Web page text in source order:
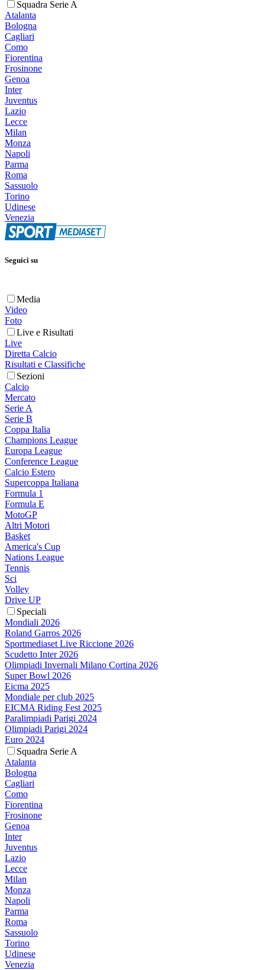
Squadra Serie A
Atalanta
Bologna
Cagliari
Como
Fiorentina
Frosinone
Genoa
Inter
Juventus
Lazio
Lecce
Milan
Monza
Napoli
Parma
Roma
Sassuolo
Torino
Udinese
Venezia
Seguici su
Media
Video
Foto
Live e Risultati
Live
Diretta Calcio
Risultati e Classifiche
Sezioni
Calcio
Mercato
Serie A
Serie B
Coppa Italia
Champions League
Europa League
Conference League
Calcio Estero
Supercoppa Italiana
Formula 1
Formula E
MotoGP
Altri Motori
Basket
America's Cup
Nations League
Tennis
Sci
Volley
Drive UP
Speciali
Mondiali 2026
Roland Garros 2026
Sportmediaset Live Riccione 2026
Scudetto Inter 2026
Olimpiadi Invernali Milano Cortina 2026
Super Bowl 2026
Eicma 2025
Mondiale per club 2025
EICMA Riding Fest 2025
Paralimpiadi Parigi 2024
Olimpiadi Parigi 2024
Euro 2024
Squadra Serie A
Atalanta
Bologna
Cagliari
Como
Fiorentina
Frosinone
Genoa
Inter
Juventus
Lazio
Lecce
Milan
Monza
Napoli
Parma
Roma
Sassuolo
Torino
Udinese
Venezia